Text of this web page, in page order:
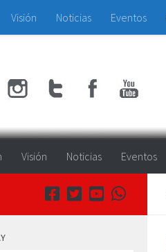
Visión Noticias Eventos
Visión Noticias Eventos